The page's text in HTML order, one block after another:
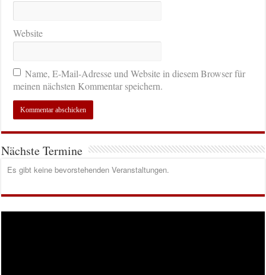
Website
Name, E-Mail-Adresse und Website in diesem Browser für
meinen nächsten Kommentar speichern.
Nächste Termine
Es gibt keine bevorstehenden Veranstaltungen.